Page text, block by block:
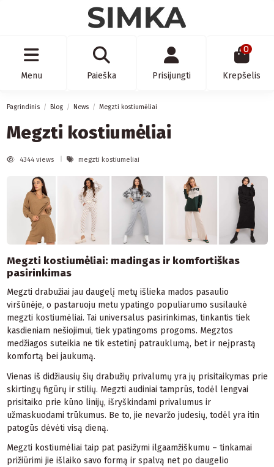
Menu Paieška Prisijungti
0
Krepšelis
Pagrindinis Blog News Megzti kostiumėliai
Megzti kostiumėliai
4344 views megzti kostiumeliai
Megzti kostiumėliai: madingas ir komfortiškas
pasirinkimas
Megzti drabužiai jau daugelį metų išlieka mados pasaulio
viršūnėje, o pastaruoju metu ypatingo populiarumo susilaukė
megzti kostiumėliai. Tai universalus pasirinkimas, tinkantis tiek
kasdieniam nešiojimui, tiek ypatingoms progoms. Megztos
medžiagos suteikia ne tik estetinį patrauklumą, bet ir neįprastą
komfortą bei jaukumą.
Vienas iš didžiausių šių drabužių privalumų yra jų prisitaikymas prie
skirtingų figūrų ir stilių. Megzti audiniai tamprūs, todėl lengvai
prisitaiko prie kūno linijų, išryškindami privalumus ir
užmaskuodami trūkumus. Be to, jie nevaržo judesių, todėl yra itin
patogūs dėvėti visą dieną.
Megzti kostiumėliai taip pat pasižymi ilgaamžiškumu – tinkamai
prižiūrimi jie išlaiko savo formą ir spalvą net po daugelio